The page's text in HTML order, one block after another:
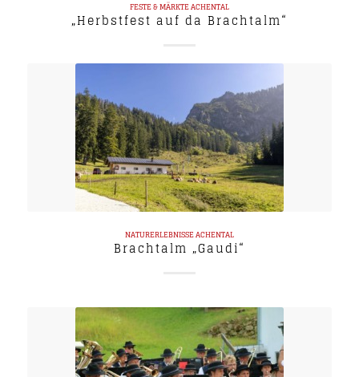
FESTE & MÄRKTEACHENTAL
„Herbstfest auf da Brachtalm“
NATURERLEBNISSEACHENTAL
Brachtalm „Gaudi“